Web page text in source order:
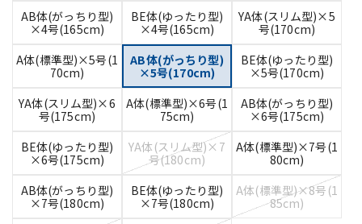
AB体(がっちり型)
×4号(165cm)
BE体(ゆったり型)
×4号(165cm)
YA体(スリム型)×5
号(170cm)
A体(標準型)×5号(1
70cm)
AB体(がっちり型)
×5号(170cm)
BE体(ゆったり型)
×5号(170cm)
YA体(スリム型)×6
号(175cm)
A体(標準型)×6号(1
75cm)
AB体(がっちり型)
×6号(175cm)
BE体(ゆったり型)
×6号(175cm)
YA体(スリム型)×7
号(180cm)
A体(標準型)×7号(1
80cm)
AB体(がっちり型)
×7号(180cm)
BE体(ゆったり型)
×7号(180cm)
A体(標準型)×8号(1
85cm)